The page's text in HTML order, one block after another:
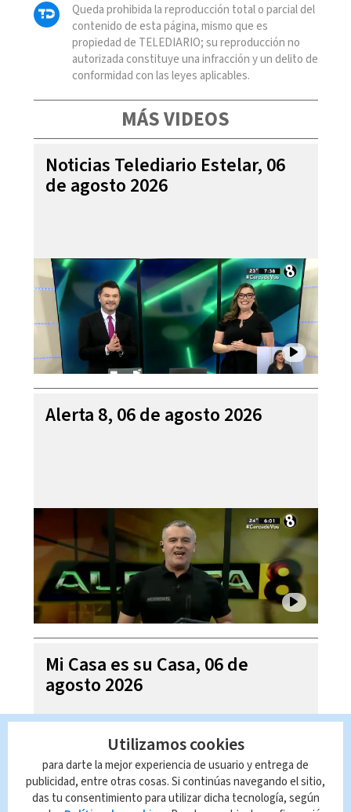
Queda prohibida la reproducción total o parcial del
contenido de esta página, mismo que es
propiedad de TELEDIARIO; su reproducción no
autorizada constituye una infracción y un delito de
conformidad con las leyes aplicables.
MÁS VIDEOS
Noticias Telediario Estelar, 06
de agosto 2026
Alerta 8, 06 de agosto 2026
Mi Casa es su Casa, 06 de
agosto 2026
Utilizamos cookies
para darte la mejor experiencia de usuario y entrega de
publicidad, entre otras cosas. Si continúas navegando el sitio,
das tu consentimiento para utilizar dicha tecnología, según